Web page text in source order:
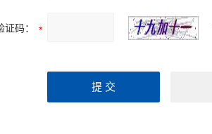
证码：